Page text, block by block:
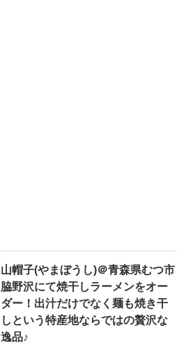
山帽子(やまぼうし)＠青森県むつ市
脇野沢にて焼干しラーメンをオー
ダー！出汁だけでなく麺も焼き干
しという特産地ならではの贅沢な
逸品♪